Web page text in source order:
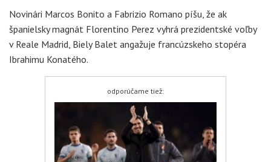
Novinári Marcos Bonito a Fabrizio Romano píšu, že ak
španielsky magnát Florentino Perez vyhrá prezidentské voľby
v Reale Madrid, Biely Balet angažuje francúzskeho stopéra
Ibrahimu Konatého.
odporúčame tiež: